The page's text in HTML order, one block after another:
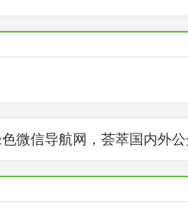
微信导航网，荟萃国内外公